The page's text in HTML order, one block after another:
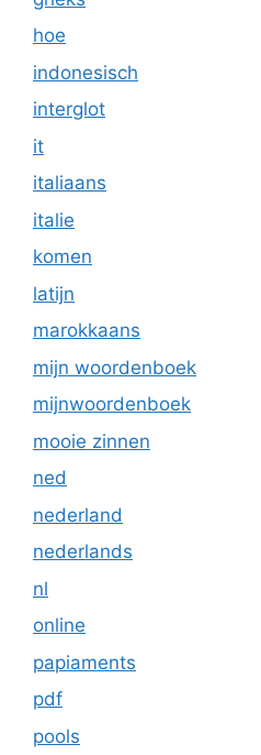
hoe
indonesisch
interglot
it
italiaans
italie
komen
latijn
marokkaans
mijn woordenboek
mijnwoordenboek
mooie zinnen
ned
nederland
nederlands
nl
online
papiaments
pdf
pools